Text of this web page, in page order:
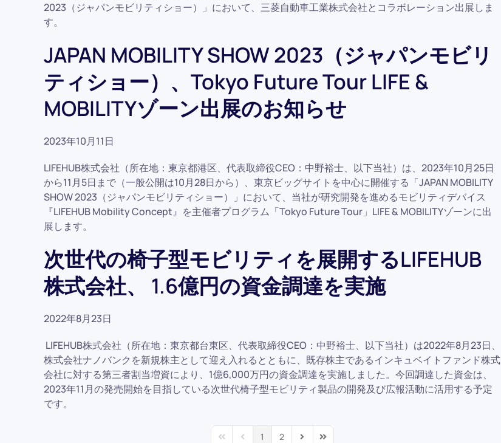
2023（ジャパンモビリティショー）」において、三菱自動車工業株式会社とコラボレーション出展しま
す。
JAPAN MOBILITY SHOW 2023（ジャパンモビリ
ティショー）、Tokyo Future Tour LIFE &
MOBILITYゾーン出展のお知らせ
2023年10月11日
LIFEHUB株式会社（所在地：東京都港区、代表取締役CEO：中野裕士、以下当社）は、2023年10月25日
から11月5日まで（一般公開は10月28日から）、東京ビッグサイトを中心に開催する「JAPAN MOBILITY
SHOW 2023（ジャパンモビリティショー）」において、当社が研究開発を進めるモビリティデバイス
『LIFEHUB Mobility Concept』を主催者プログラム「Tokyo Future Tour」LIFE & MOBILITYゾーンに出
展します。
次世代の椅子型モビリティを展開するLIFEHUB
株式会社、 1.6億円の資金調達を実施
2022年8月23日
LIFEHUB株式会社（所在地：東京都台東区、代表取締役CEO：中野裕士、以下当社）は2022年8月23日、
株式会社ナノバンクを新規株主として迎え入れるとともに、既存株主であるインキュベイトファンド株式
会社に対する第三者割当増資により、1億6,000万円の資金調達を実施しました。今回調達した資金は、
2023年11月の発売開始を目指している次世代椅子型モビリティ製品の開発及び広報活動に活用する予定
です。
1 2